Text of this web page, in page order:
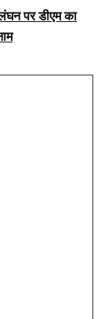
पर डीएम का